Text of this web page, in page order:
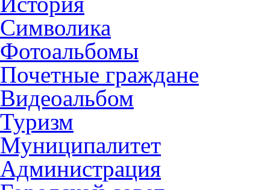
Символика
Фотоальбомы
Почетные граждане
Видеоальбом
Туризм
Муниципалитет
Администрация